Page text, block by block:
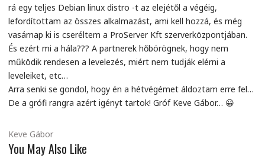
rá egy teljes Debian linux distro -t az elejétől a végéig,
lefordítottam az összes alkalmazást, ami kell hozzá, és még
vasárnap ki is cseréltem a ProServer Kft szerverközpontjában.
És ezért mi a hála??? A partnerek hőbörögnek, hogy nem
működik rendesen a levelezés, miért nem tudják elérni a
leveleiket, etc…
Arra senki se gondol, hogy én a hétvégémet áldoztam erre fel…
De a grófi rangra azért igényt tartok! Gróf Keve Gábor… 😀
Keve Gábor
You May Also Like